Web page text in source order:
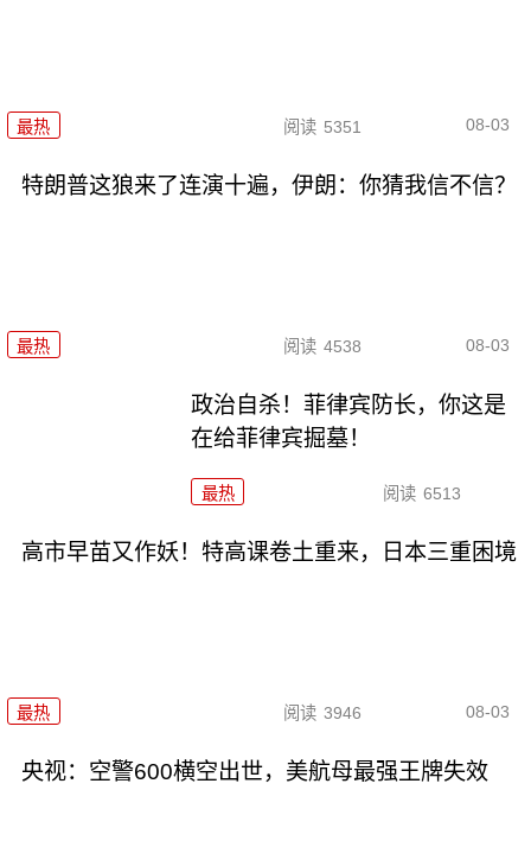
最热 阅读 5351 08-03
特朗普这狼来了连演十遍，伊朗：你猜我信不信？
最热 阅读 4538 08-03
政治自杀！菲律宾防长，你这是
在给菲律宾掘墓！
最热 阅读 6513
高市早苗又作妖！特高课卷土重来，日本三重困境
最热 阅读 3946 08-03
央视：空警600横空出世，美航母最强王牌失效